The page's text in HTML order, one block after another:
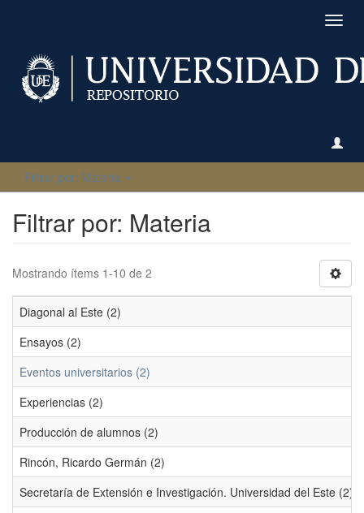
Filtrar por: Materia
Filtrar por: Materia
Mostrando ítems 1-10 de 2
Diagonal al Este (2)
Ensayos (2)
Eventos universitarios (2)
Experiencias (2)
Producción de alumnos (2)
Rincón, Ricardo Germán (2)
Secretaría de Extensión e Investigación. Universidad del Este (2)